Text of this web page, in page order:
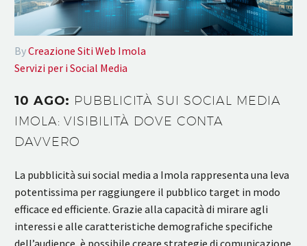
ByCreazione Siti Web Imola
Servizi per i Social Media
10 AGO: PUBBLICITÀ SUI SOCIAL MEDIA
IMOLA: VISIBILITÀ DOVE CONTA
DAVVERO
La pubblicità sui social media a Imola rappresenta una leva
potentissima per raggiungere il pubblico target in modo
efficace ed efficiente. Grazie alla capacità di mirare agli
interessi e alle caratteristiche demografiche specifiche
dell’audience, è possibile creare strategie di comunicazione